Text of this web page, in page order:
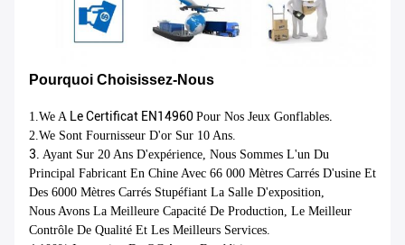
Pourquoi Choisissez-Nous
1.We A LeCertificat EN14960 Pour Nos Jeux Gonflables.
2.We Sont Fournisseur D'or Sur 10 Ans.
3. Ayant Sur 20 Ans D'expérience, Nous Sommes L'un Du
Principal Fabricant En Chine Avec 66 000 Mètres Carrés D'usine Et
Des 6000 Mètres Carrés Stupéfiant La Salle D'exposition,
Nous Avons La Meilleure Capacité De Production, Le Meilleur
Contrôle De Qualité Et Les Meilleurs Services.